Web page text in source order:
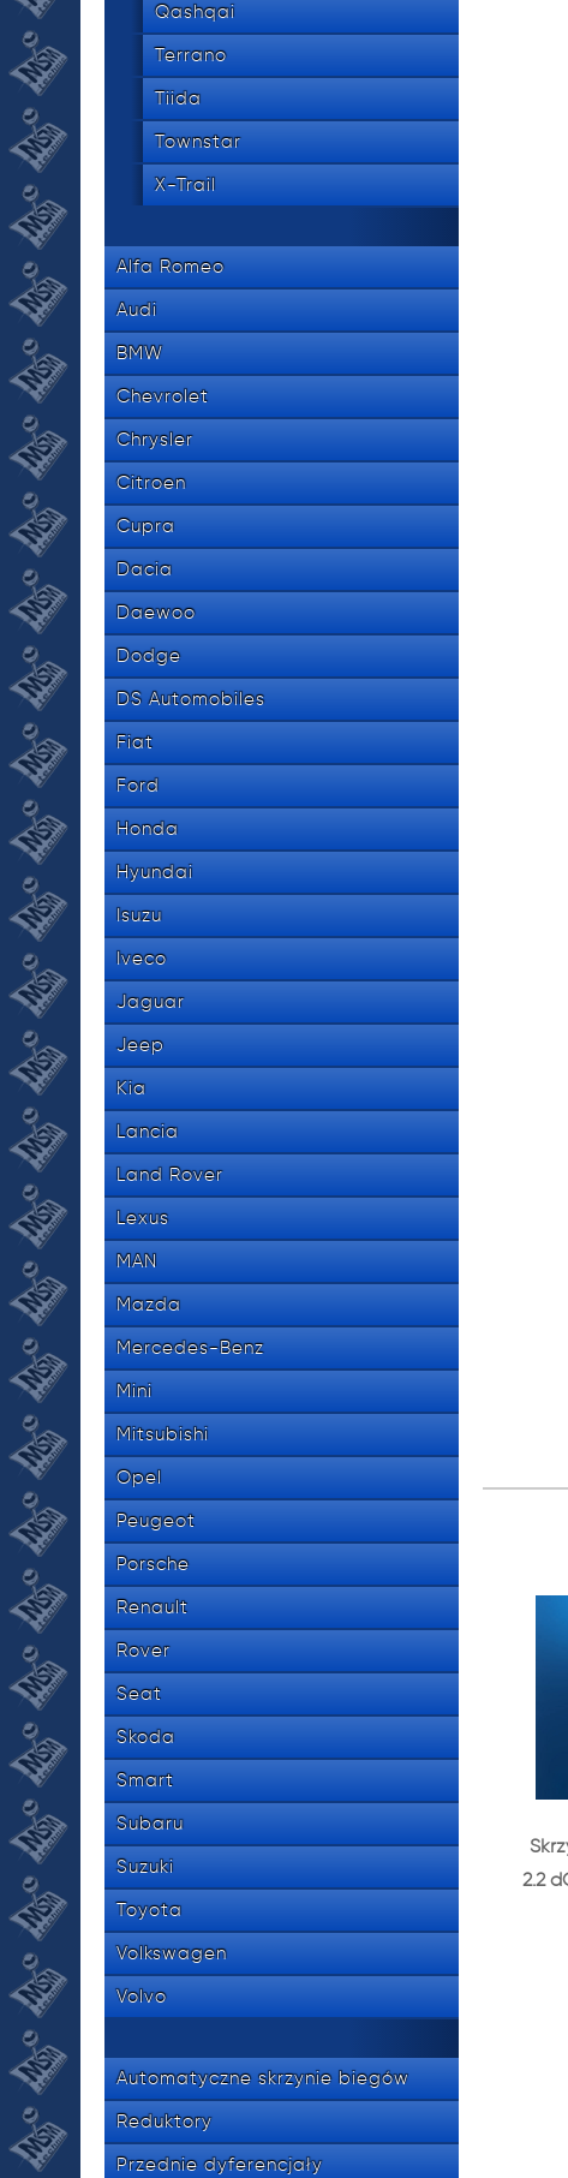
Qashqai
Terrano
Tiida
Townstar
X-Trail
Alfa Romeo
Audi
BMW
Chevrolet
Chrysler
Citroen
Cupra
Dacia
Daewoo
Dodge
DS Automobiles
Fiat
Ford
Honda
Hyundai
Isuzu
Iveco
Jaguar
Jeep
Kia
Lancia
Land Rover
Lexus
MAN
Mazda
Mercedes-Benz
Mini
Mitsubishi
Opel
Peugeot
Porsche
Renault
Rover
Seat
Skoda
Smart
Subaru
Suzuki
Toyota
Volkswagen
Volvo
Automatyczne skrzynie biegów
Reduktory
Przednie dyferencjały
2.2